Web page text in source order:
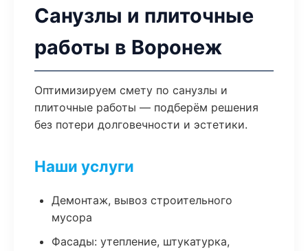
Санузлы и плиточные
работы в Воронеж
Оптимизируем смету по санузлы и
плиточные работы — подберём решения
без потери долговечности и эстетики.
Наши услуги
Демонтаж, вывоз строительного
мусора
Фасады: утепление, штукатурка,